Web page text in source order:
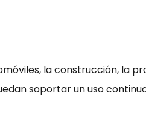
la construcción, la
soportar un uso